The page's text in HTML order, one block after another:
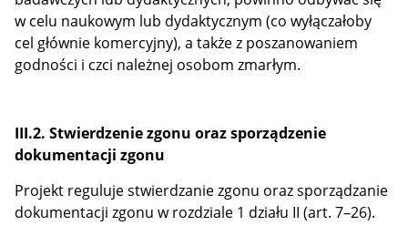
w celu naukowym lub dydaktycznym (co wyłączałoby
cel głównie komercyjny), a także z poszanowaniem
godności i czci należnej osobom zmarłym.
III.2. Stwierdzenie zgonu oraz sporządzenie
dokumentacji zgonu
Projekt reguluje stwierdzanie zgonu oraz sporządzanie
dokumentacji zgonu w rozdziale 1 działu II (art. 7–26).